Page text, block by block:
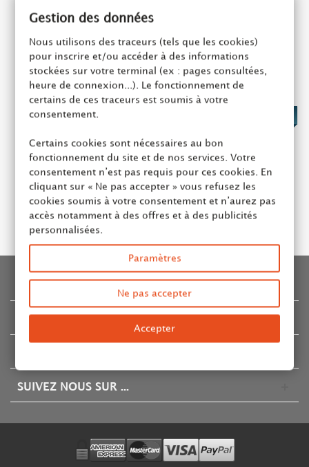
TOPPING 2 VERT GRANULÉ RÉGILAIT
Ajouter au panier
SUIVEZ NOUS SUR ...
Gestion des données
Nous utilisons des traceurs (tels que les cookies)
pour inscrire et/ou accéder à des informations
stockées sur votre terminal (ex : pages consultées,
heure de connexion...). Le fonctionnement de
certains de ces traceurs est soumis à votre
consentement.
Certains cookies sont nécessaires au bon
fonctionnement du site et de nos services. Votre
consentement n’est pas requis pour ces cookies. En
cliquant sur « Ne pas accepter » vous refusez les
cookies soumis à votre consentement et n’aurez pas
accès notamment à des offres et à des publicités
personnalisées.
Paramètres
Ne pas accepter
Accepter